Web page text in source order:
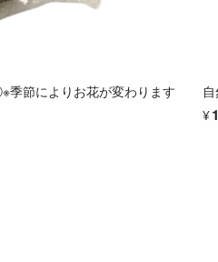
節によりお花が変わります